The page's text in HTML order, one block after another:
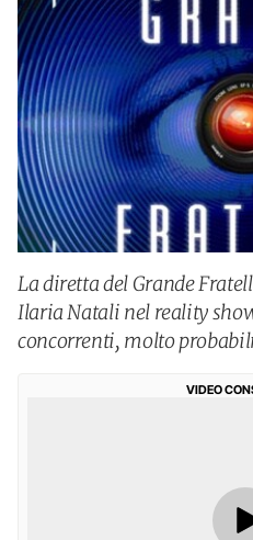
La diretta del Grande
Ilaria Natali nel reality
concorrenti, molto
VIDEO